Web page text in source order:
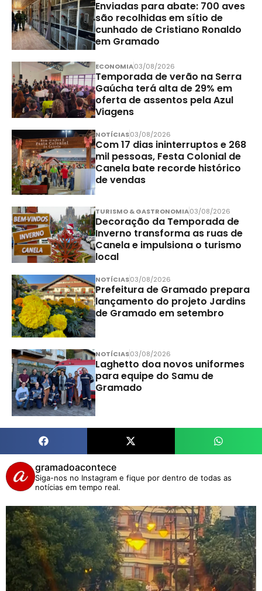
Enviadas para abate: 700 aves
são recolhidas em sítio de
cunhado de Cristiano Ronaldo
em Gramado
ECONOMIA03/08/2026
Temporada de verão na Serra
Gaúcha terá alta de 29% em
oferta de assentos pela Azul
Viagens
NOTÍCIAS03/08/2026
Com 17 dias ininterruptos e 268
mil pessoas, Festa Colonial de
Canela bate recorde histórico
de vendas
TURISMO & GASTRONOMIA03/08/2026
Decoração da Temporada de
Inverno transforma as ruas de
Canela e impulsiona o turismo
local
NOTÍCIAS03/08/2026
Prefeitura de Gramado prepara
lançamento do projeto Jardins
de Gramado em setembro
NOTÍCIAS03/08/2026
Laghetto doa novos uniformes
para equipe do Samu de
Gramado
gramadoacontece
Siga-nos no Instagram e fique por dentro de todas as
notícias em tempo real.